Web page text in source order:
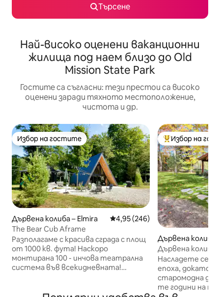
Търсене
Най-високо оценени ваканционни
жилища под наем близо до Old
Mission State Park
Гостите са съгласни: тези престои са високо
оценени заради тяхното местоположение,
чистота и др.
Избор на гостите
Избор на гостите
Дървена колиба – Elmira Средна оценка: 4,95 от 5,
4,95 (246)
The Bear Cub Aframe
Разполагаме с красива сграда с площ
от 1000 кв. фута! Наскоро
монтирана 100 - инчова театрална
система във всекидневната!
Най-популярен
Избор на
Дървена колиба
Дървена
мили.
Насладете се
епоха, докато
старомодна
те години на